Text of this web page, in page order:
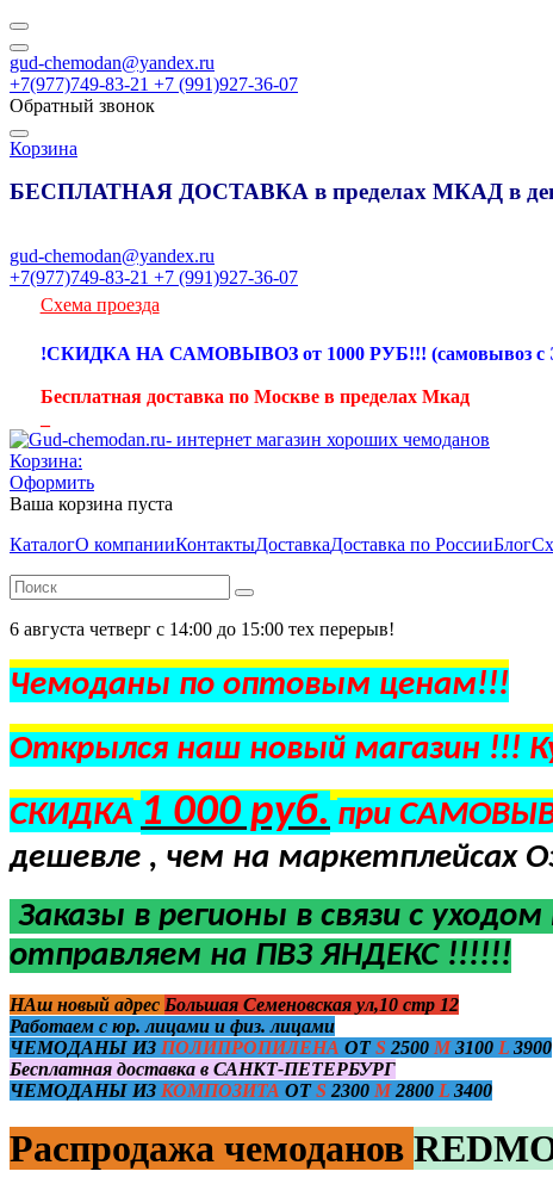
gud-chemodan@yandex.ru
+7(977)749-83-21 +7 (991)927-36-07
Обратный звонок
Корзина
БЕСПЛАТНАЯ ДОСТАВКА в пределах МКАД в
gud-chemodan@yandex.ru
+7(977)749-83-21 +7 (991)927-36-07
Схема проезда
!СКИДКА НА САМОВЫВОЗ от 1000 РУБ!!! (самовывоз с
Бесплатная доставка по Москве в пределах Мкад
Корзина:
Оформить
Ваша корзина пуста
КаталогО компанииКонтактыДоставкаДоставка по РоссииБлог
6 августа четверг с 14:00 до 15:00 тех перерыв!
Чемоданы по оптовым ценам!!!
Открылся наш новый магазин !!!
СКИДКА 1 000 руб. при
дешевле , чем на маркетплейсах
Заказы в регионы в связи с уходом
отправляем на ПВЗ ЯНДЕКС !!!!!!
НАш новый адрес Большая Семеновская ул,10 стр 12
Работаем с юр. лицами и физ. лицами
ЧЕМОДАНЫ ИЗ ПОЛИПРОПИЛЕНА ОТS 2500 M3100 L 3900
Бесплатная доставка в САНКТ-ПЕТЕРБУРГ
ЧЕМОДАНЫ ИЗ КОМПОЗИТА ОТS 2300 M2800 L 3400
Распродажа чемоданов